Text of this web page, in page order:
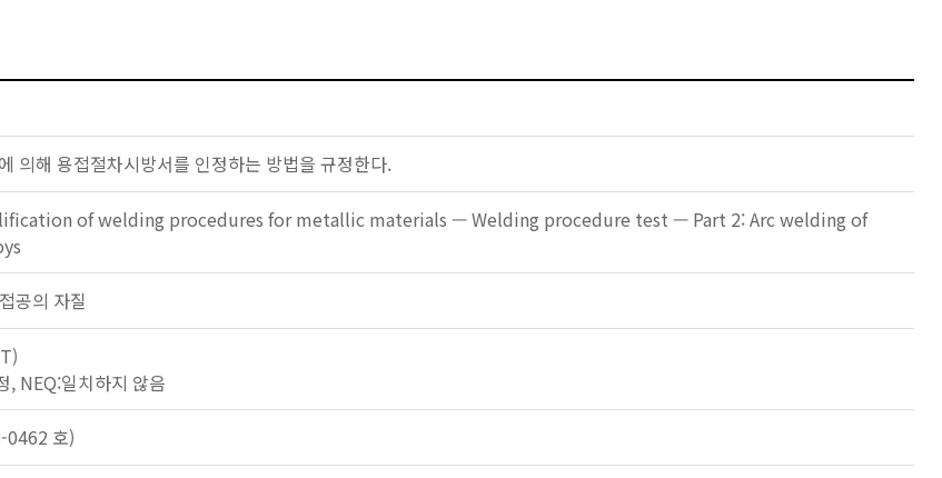
의해 용접절차시방서를 인정하는 방법을 규정한다.
of welding procedures for metallic materials — Welding procedure test — Part 2: Arc welding of
공의 자질
NEQ:일치하지 않음
0462 호)